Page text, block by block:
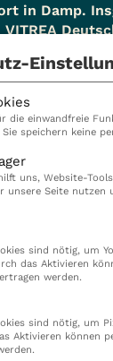
in Damp.
IMPRESSUM
die einwandfreie
speichern keine
uns, Website-
unsere Seite nutzen
sind nötig, um
das Aktivieren
werden.
sind nötig, um
Aktivieren können